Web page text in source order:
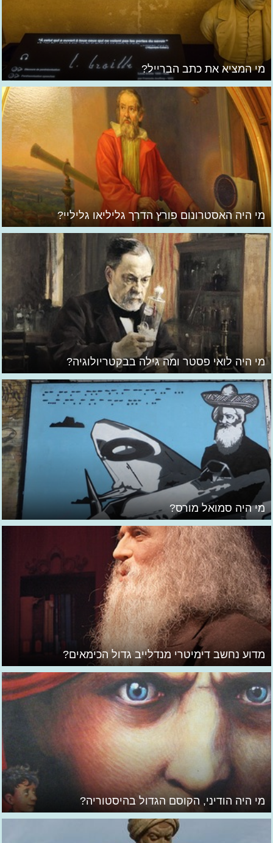
מי המציא את כתב הברייל?
מי היה האסטרונום פורץ הדרך גליליאו גליליי?
מי היה לואי פסטר ומה גילה בבקטריולוגיה?
מי היה סמואל מורס?
מדוע נחשב דימיטרי מנדלייב גדול הכימאים?
מי היה הודיני, הקוסם הגדול בהיסטוריה?